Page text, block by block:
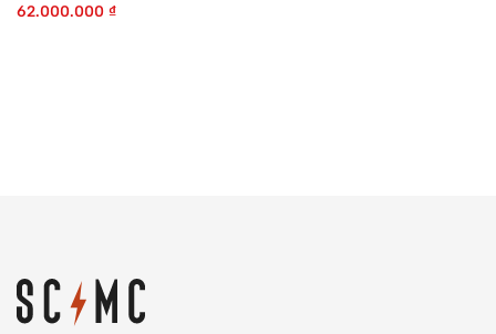
62.000.000 ₫